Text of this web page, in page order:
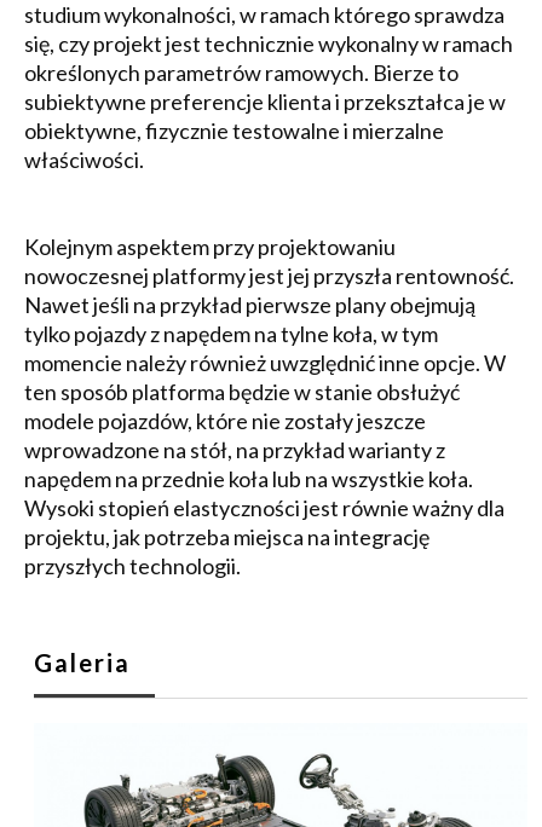
studium wykonalności, w ramach którego sprawdza
się, czy projekt jest technicznie wykonalny w ramach
określonych parametrów ramowych. Bierze to
subiektywne preferencje klienta i przekształca je w
obiektywne, fizycznie testowalne i mierzalne
właściwości.
Kolejnym aspektem przy projektowaniu
nowoczesnej platformy jest jej przyszła rentowność.
Nawet jeśli na przykład pierwsze plany obejmują
tylko pojazdy z napędem na tylne koła, w tym
momencie należy również uwzględnić inne opcje. W
ten sposób platforma będzie w stanie obsłużyć
modele pojazdów, które nie zostały jeszcze
wprowadzone na stół, na przykład warianty z
napędem na przednie koła lub na wszystkie koła.
Wysoki stopień elastyczności jest równie ważny dla
projektu, jak potrzeba miejsca na integrację
przyszłych technologii.
Galeria